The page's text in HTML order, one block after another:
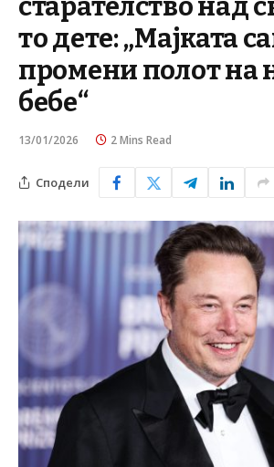
старателство над
то дете: „Мајката
промени полот на
бебе“
13/01/2026 2 Mins Read
Сподели